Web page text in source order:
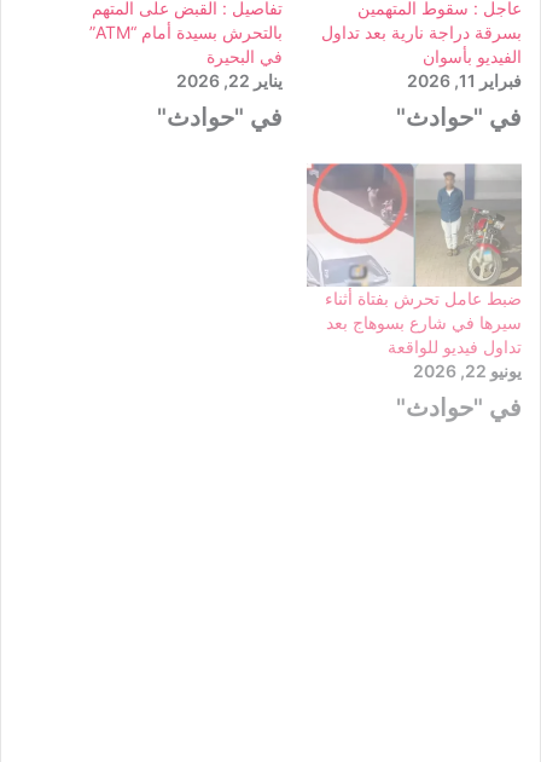
عاجل : سقوط المتهمين
بسرقة دراجة نارية بعد تداول
الفيديو بأسوان
فبراير 11, 2026
في "حوادث"
تفاصيل : القبض على المتهم
بالتحرش بسيدة أمام “ATM”
في البحيرة
يناير 22, 2026
في "حوادث"
ضبط عامل تحرش بفتاة أثناء
سيرها في شارع بسوهاج بعد
تداول فيديو للواقعة
يونيو 22, 2026
في "حوادث"